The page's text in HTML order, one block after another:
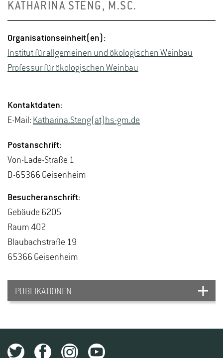
KA­THA­RI­NA STENG, M.​SC.
Or­ga­ni­sa­ti­ons­ein­heit(en):
In­sti­tut für all­ge­mei­nen und öko­lo­gi­schen Wein­bau
Pro­fes­sur für öko­lo­gi­schen Wein­bau
Kon­takt­da­ten:
E-Mail: Ka­tha­ri­na.Steng(at)hs-​gm.​de
Post­an­schrift:
Von-La­de-Stra­ße 1
D-65366 Gei­sen­heim
Be­su­cher­an­schrift:
Ge­bäu­de 6205
Raum 402
Blau­bach­stra­ße 19
65366 Gei­sen­heim
PUBLIKATIONEN
Döring J.
(2026): Long-term vineyard